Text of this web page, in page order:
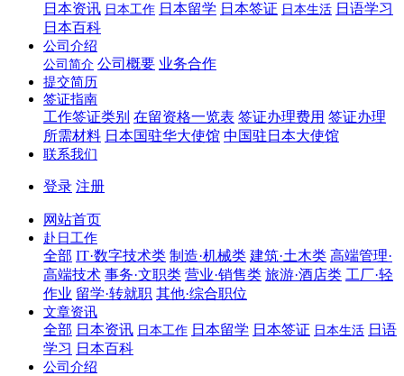
日本资讯 日本工作 日本留学 日本签证 日本生活 日语学习
日本百科
公司介绍
公司简介 公司概要 业务合作
提交简历
签证指南
工作签证类别 在留资格一览表 签证办理费用 签证办理
所需材料 日本国驻华大使馆 中国驻日本大使馆
联系我们
登录 注册
网站首页
赴日工作
全部 IT·数字技术类 制造·机械类 建筑·土木类 高端管理·
高端技术 事务·文职类 营业·销售类 旅游·酒店类 工厂·轻
作业 留学·转就职 其他·综合职位
文章资讯
全部 日本资讯 日本工作 日本留学 日本签证 日本生活 日语
学习 日本百科
公司介绍